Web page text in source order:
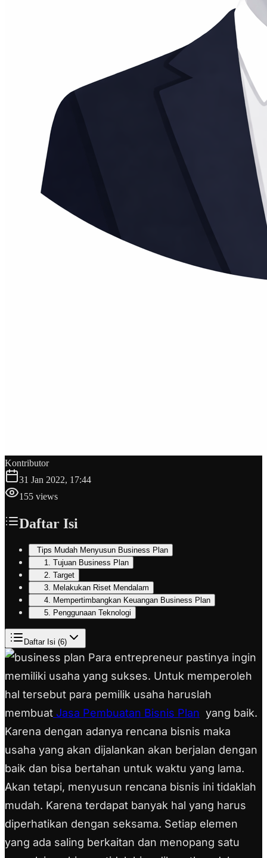
Kontributor
31 Jan 2022, 17:44
155 views
Daftar Isi
Tips Mudah Menyusun Business Plan
1. Tujuan Business Plan
2. Target
3. Melakukan Riset Mendalam
4. Mempertimbangkan Keuangan Business Plan
5. Penggunaan Teknologi
Daftar Isi (6)
Para entrepreneur pastinya ingin
memiliki usaha yang sukses. Untuk memperoleh
hal tersebut para pemilik usaha haruslah
membuat Jasa Pembuatan Bisnis Plan yang baik.
Karena dengan adanya rencana bisnis maka
usaha yang akan dijalankan akan berjalan dengan
baik dan bisa bertahan untuk waktu yang lama.
Akan tetapi, menyusun rencana bisnis ini tidaklah
mudah. Karena terdapat banyak hal yang harus
diperhatikan dengan seksama. Setiap elemen
yang ada saling berkaitan dan menopang satu